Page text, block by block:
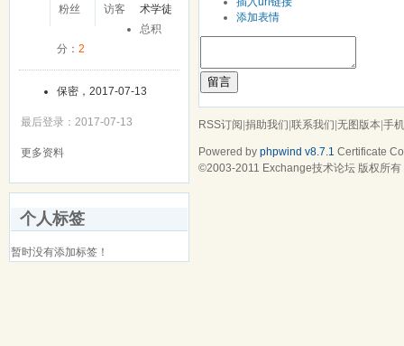
粉丝
访客
术学徒
总积
分： 2
保密，2017-07-13
最后登录：2017-07-13
更多资料
个人标签
暂时没有添加标签！
添加表情
留言
RSS订阅|捐助我们|联系我们|无图版本|手
Powered by phpwind v8.7.1 Certificate
©2003-2011 Exchange技术论坛 版权所